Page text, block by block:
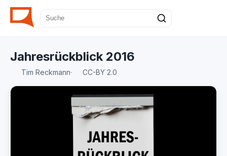
Jahresrückblick 2016
Tim Reckmann· CC-BY 2.0